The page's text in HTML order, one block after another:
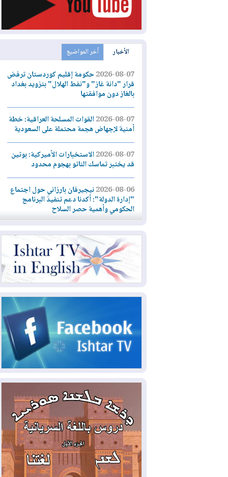
الأخبار آخر المواضيع
2026-08-07حكومة إقليم كوردستان ترفض
قرار "دانة غاز" و"نفط الهلال" بتزويد بغداد
بالغاز دون موافقتها
2026-08-07القوات المسلحة العراقية: خطة
أمنية لإجهاض هجمة محتملة على السعودية
2026-08-07الاستخبارات الأميركية: بوتين
قد يختبر تماسك الناتو بهجوم محدود
2026-08-06نيجيرفان بارزاني حول اجتماع
"إدارة الدولة": أكدنا دعم تنفيذ البرنامج
الحكومي وأهمية حصر السلاح
2026-08-06ائتلاف ادارة الدولة: من
يقومون بسلوك يهدد امن البلاد خارجون عن
القانون يجب محاربتهم
2026-08-06بعد هجومين قرب باب المندب..
الأحمر
2026-08-06مئات القاصرين بلا مأوى.. أزمة
سبتة تتصاعد وتضغط على مدريد
لمدة عام.. بدء توريد 100
مليون قدم مكعب يومياً من غاز كورمور في
إقليم كوردستان إلى وزارة الكهرباء العراقية
2026-08-05
15كارثة بيئية ومناخية ترسم
ملامح أخطر التحديات التي تواجه العراق
اليوم
2026-08-05
حرائق فرنسا.. توقيف 402
شخص بينهم 156 قاصرا منذ بداية موسم
الحرائق